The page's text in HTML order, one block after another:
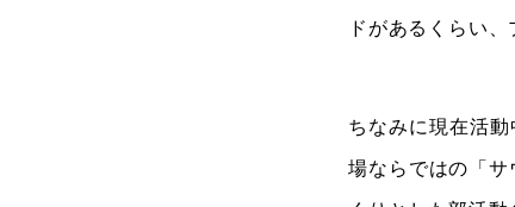
ドがあるくらい
ちなみに現在活
場ならではの「